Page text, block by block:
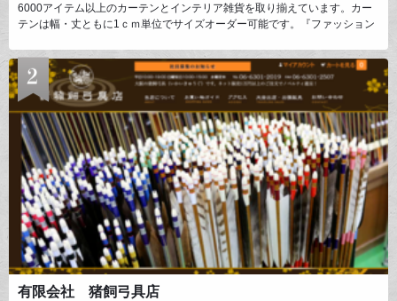
6000アイテム以上のカーテンとインテリア雑貨を取り揃えています。カー
テンは幅・丈ともに1ｃｍ単位でサイズオーダー可能です。『ファッション
カンスタイルや西海岸スタイルなどテイストを打ち出したオリジナルブラン
ドを多数展開しています。また海外で直接買い付けたインテリア雑貨をコー
ディネートし、お部屋全体のスタイル提案を大切にしています。
有限会社 猪飼弓具店